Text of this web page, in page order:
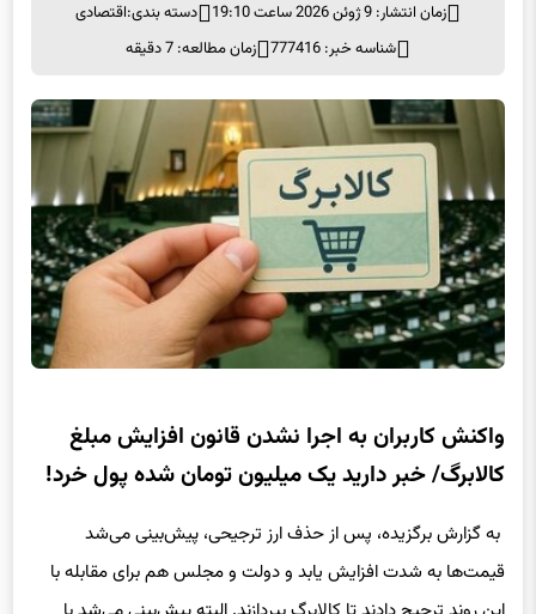
شناسه خبر: 777416
زمان مطالعه: 7 دقیقه
کالابرگ/ خبر دارید یک میلیون تومان شده پول خرد!
قیمت‌ها به شدت افزایش یابد و دولت و مجلس هم برای مقابله با
این روند ترجیح دادند تا کالابرگ بپردازند. البته پیش‌بینی می‌شد با